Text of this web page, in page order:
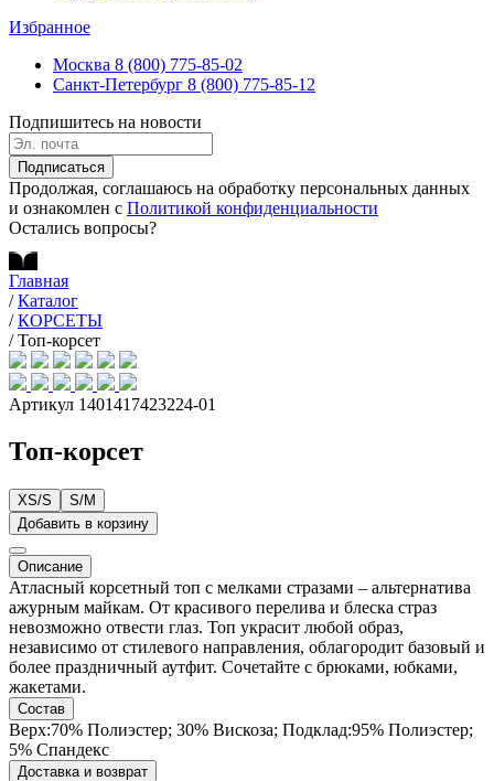
Избранное
Москва 8 (800) 775-85-02
Санкт-Петербург 8 (800) 775-85-12
Подпишитесь на новости
Подписаться
Продолжая, соглашаюсь на обработку персональных данных
и ознакомлен с Политикой конфиденциальности
Остались вопросы?
Главная
/ Каталог
/ КОРСЕТЫ
/ Топ-корсет
Артикул 1401417423224-01
Топ-корсет
XS/S
S/M
Добавить в корзину
Описание
Атласный корсетный топ с мелками стразами – альтернатива
ажурным майкам. От красивого перелива и блеска страз
невозможно отвести глаз. Топ украсит любой образ,
независимо от стилевого направления, облагородит базовый и
более праздничный аутфит. Сочетайте с брюками, юбками,
жакетами.
Состав
Верх:70% Полиэстер; 30% Вискоза; Подклад:95% Полиэстер;
5% Спандекс
Доставка и возврат